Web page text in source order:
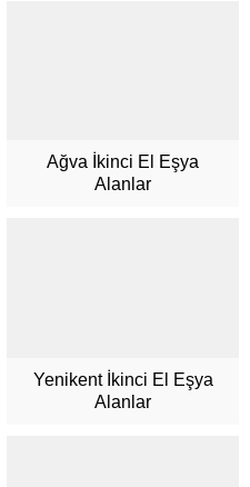
Ağva İkinci El Eşya
Alanlar
Yenikent İkinci El Eşya
Alanlar